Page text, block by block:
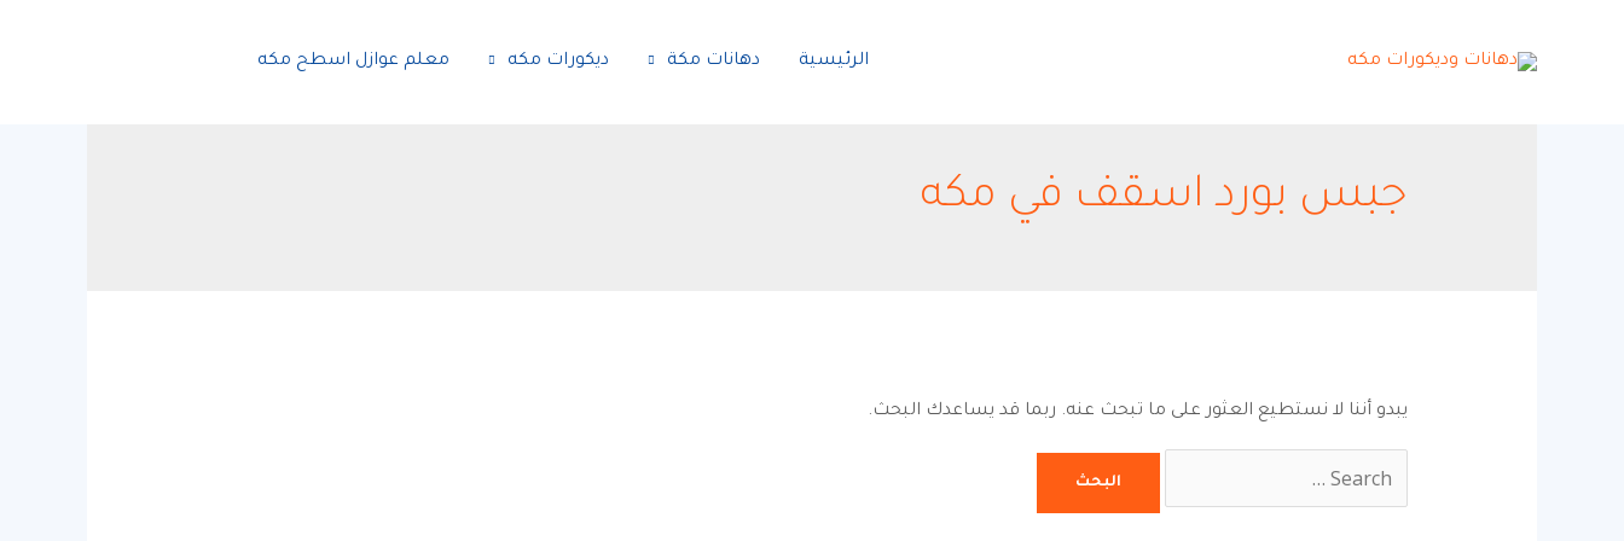
الرئيسية دهانات مكة ديكورات مكه معلم عوازل اسطح مكه
جبس بورد اسقف في مكه
يبدو أننا لا نستطيع العثور على ما تبحث عنه. ربما قد يساعدك البحث.